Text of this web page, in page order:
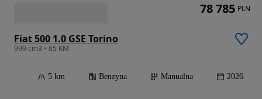
Fiat 500 1.0 GSE Torino
999 cm3 • 65 KM
5 km Benzyna Manualna 2026
78 785 PLN